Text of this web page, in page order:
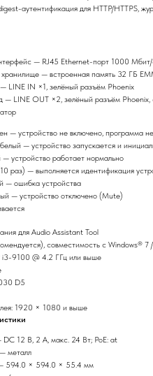
аутентификация для HTTP/HTTPS,
— RJ45 Ethernet-порт 1000 Мбит/
— встроенная память 32 ГБ
LINE IN ×1, зелёный разъём Phoenix
— LINE OUT ×2, зелёный разъём Phoenix,
— устройство не включено, программа
— устройство запускается и
устройство работает нормально
раз) — выполняется идентификация
— ошибка устройства
— устройство отключено (Mute)
для Audio Assistant Tool
совместимость с Windows® 7 /
9100 @ 4.2 ГГц или выше
D5
1920 × 1080 и выше
12 В, 2 А, макс. 24 Вт; PoE: at
металл
594.0 × 594.0 × 55.4 мм